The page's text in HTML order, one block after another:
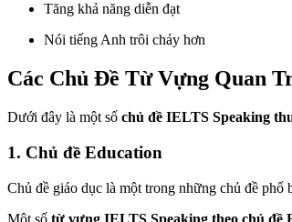
Tăng khả năng diễn đạt
Nói tiếng Anh trôi chảy hơn
Các Chủ Đề Từ Vựng Quan
Dưới đây là một số chủ đề IELTS Speaking
1. Chủ đề Education
Chủ đề giáo dục là một trong những chủ đề phổ
Một số từ vựng IELTS Speaking theo chủ đề